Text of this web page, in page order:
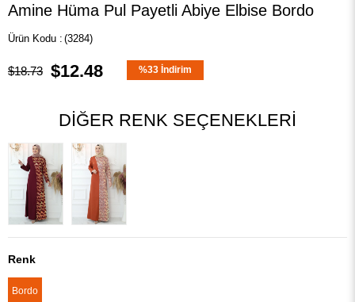
Amine Hüma Pul Payetli Abiye Elbise Bordo
(3284)
$18.73 $12.48 %33 İndirim
DIĞER RENK SEÇENEKLERI
Renk
Bordo